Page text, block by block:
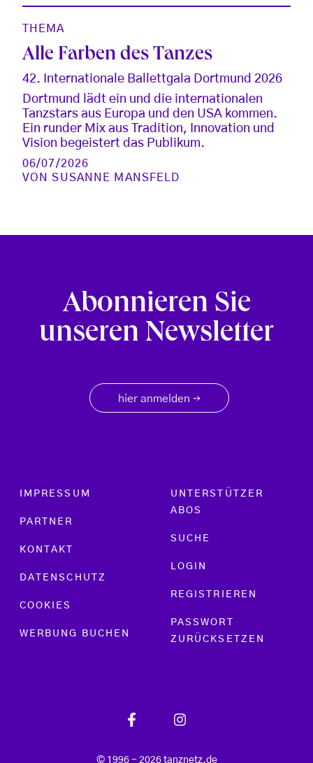
THEMA
Alle Farben des Tanzes
42. Internationale Ballettgala Dortmund 2026
Dortmund lädt ein und die internationalen
Tanzstars aus Europa und den USA kommen.
Ein runder Mix aus Tradition, Innovation und
Vision begeistert das Publikum.
06/07/2026
VONSUSANNE MANSFELD
Abonnieren Sie
unseren Newsletter
hier anmelden →
Footer menu
IMPRESSUM
PARTNER
KONTAKT
DATENSCHUTZ
COOKIES
WERBUNG BUCHEN
UNTERSTÜTZER
ABOS
SUCHE
LOGIN
REGISTRIEREN
PASSWORT
ZURÜCKSETZEN
© 1996 - 2026 tanznetz.de